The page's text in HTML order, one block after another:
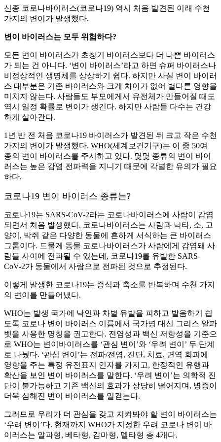
신종 코로나바이러스(코로나19) 역시 처음 발견된 이래 수천
가지의 변이가 발생했다.
변이 바이러스는 모두 위험하다?
모든 변이 바이러스가 초창기 바이러스보다 더 나쁜 바이러스
가 되는 건 아니다. ‘변이 바이러스’라고 하면 슈퍼 바이러스나
비정상적인 생명체를 상상하기 쉽다. 하지만 사실 변이 바이러
스 대부분은 기존 바이러스와 크게 차이가 없어 별다른 영향을
미치지 않는다. 사람들도 부모에게서 유전체가 만들어질 때도
역시 일정 확률로 변이가 생긴다. 하지만 사람들 다수는 건강
하게 살아간다.
1년 반 전 처음 코로나19 바이러스가 발견된 뒤 크고 작은 수천
가지의 변이가 발생했다. WHO(세계보건기구)는 이 중 50여
종의 변이 바이러스를 주시하고 있다. 몇몇 종류의 변이 바이
러스는 높은 감염 전파력을 지니기 때문에 각별한 유의가 필요
하다.
코로나19 변이 바이러스 종류는?
코로나19는 SARS-CoV-2라는 코로나바이러스에 사람이 감염
되면서 처음 발생했다. 코로나바이러스는 사람과 낙타, 소, 고
양이, 박쥐 같은 다양한 동물에 흔하게 서식하는 큰 바이러스
그룹이다. 드물게 동물 코로나바이러스가 사람에게 감염돼 사
람들 사이에 전파될 수 있는데, 코로나19를 유발한 SARS-
CoV-2가 동물에서 사람으로 전파된 것으로 추정된다.
이렇게 발생한 코로나19는 증식과 축소를 반복하며 수천 가지
의 변이를 만들어냈다.
WHO는 발생 국가에 낙인과 차별 유발을 피하고 발음하기 쉽
도록 코로나 변이 바이러스 이름에서 국가명 대신 그리스 알파
벳을 사용한 명칭을 권고한다. 전염성과 백신 저항성을 기준으
로 WHO는 변이바이러스를 ‘관심 변이’와 ‘우려 변이’ 두 단계
로 나눴다. ‘관심 변이’는 전파/전염, 진단, 치료, 면역 회피에
영향을 주는 특정 유전표지 인자를 가지고, 한정적인 유행과
확산을 보인 변이 바이러스를 말한다. ‘우려 변이’는 의학적 진
단이 불가능하고 기존 백신의 효과가 상당히 떨어지며, 병증이
더욱 심해진 변이 바이러스를 일컫는다.
그러므로 우리가 더 관심을 갖고 지켜봐야 할 변이 바이러스는
‘우려 변이’다. 현재까지 WHO가 지정한 우려 코로나 변이 바
이러스는 알파형, 베타형, 감마형, 델타형 총 4개다.